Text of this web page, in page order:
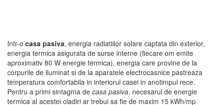
Intr-o casa pasiva, energia radiatiilor solare captata din exterior,
energia termica asigurata de surse interne (fiecare om emite
aproximativ 80 W energie termica), energia care provine de la
corpurile de iluminat si de la aparatele electrocasnice pastreaza
temperatura comfortabila in interiorul casei in anotimpul rece.
Pentru a primi sintagma de casa pasiva, necesarul de energie
termica al acestei cladiri ar trebui sa fie de maxim 15 kWh/mp